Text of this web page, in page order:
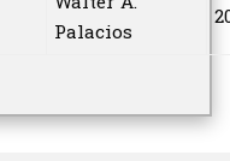
Palacios